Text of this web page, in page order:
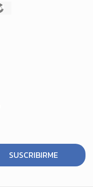
SUSCRIBIRME